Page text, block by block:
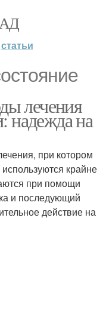
статьи
лечения
надежда на
при котором
крайне
при помощи
и последующий
действие на